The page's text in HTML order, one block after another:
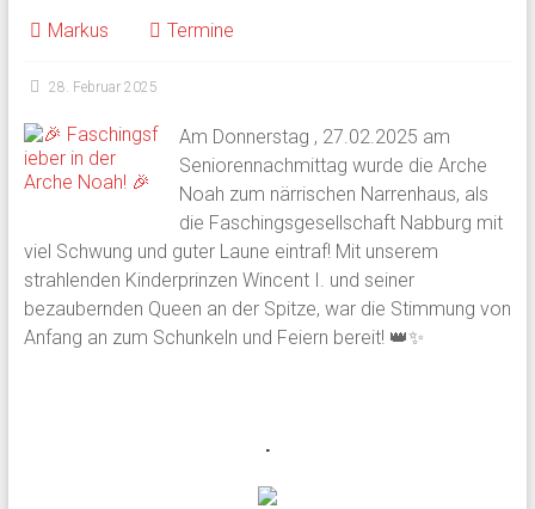
Markus Termine
28. Februar 2025
Am Donnerstag , 27.02.2025 am
Seniorennachmittag wurde die Arche
Noah zum närrischen Narrenhaus, als
die Faschingsgesellschaft Nabburg mit
viel Schwung und guter Laune eintraf! Mit unserem
strahlenden Kinderprinzen Wincent I. und seiner
bezaubernden Queen an der Spitze, war die Stimmung von
Anfang an zum Schunkeln und Feiern bereit! 👑✨
.